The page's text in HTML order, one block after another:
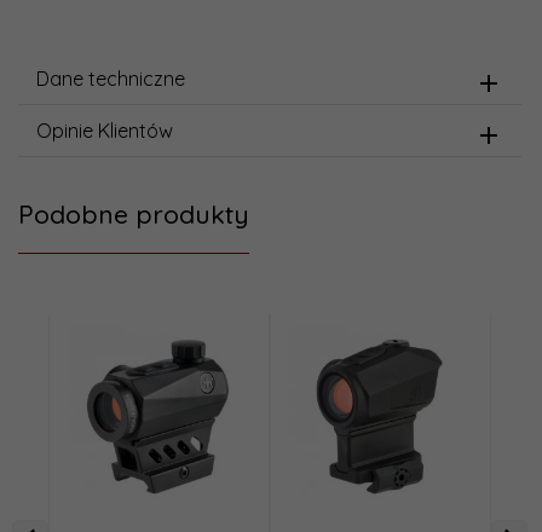
Dane techniczne
Opinie Klientów
Podobne produkty